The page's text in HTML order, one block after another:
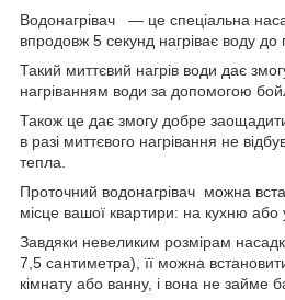
Водонагрівач — це спеціальна
впродовж 5 секунд нагріває воду до
Такий миттєвий нагрів води дає
нагріванням води за допомогою
Також це дає змогу добре заощадити
в разі миттєвого нагрівання не
тепла.
Проточний водонагрівач можна
місце вашої квартири: на кухню або
Завдяки невеликим розмірам
7,5 сантиметра), її можна
кімнату або ванну, і вона не займе